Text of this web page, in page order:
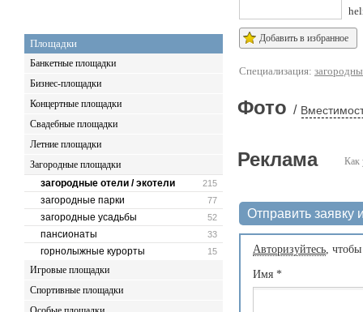
Площадки
Банкетные площадки
Бизнес-площадки
Концертные площадки
Свадебные площадки
Летние площадки
Загородные площадки
215
загородные отели / экотели
77
загородные парки
52
загородные усадьбы
33
пансионаты
15
горнолыжные курорты
Игровые площадки
Спортивные площадки
Добавить в избранное
Специализация:
Фото /
Как
Реклама
Отправить заявку
Авторизуйтесь,
Имя *